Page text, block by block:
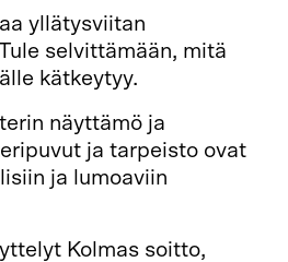
yllätysviitan
selvittämään, mitä
kätkeytyy.
näyttämö ja
ja tarpeisto ovat
ja lumoaviin
Kolmas soitto,